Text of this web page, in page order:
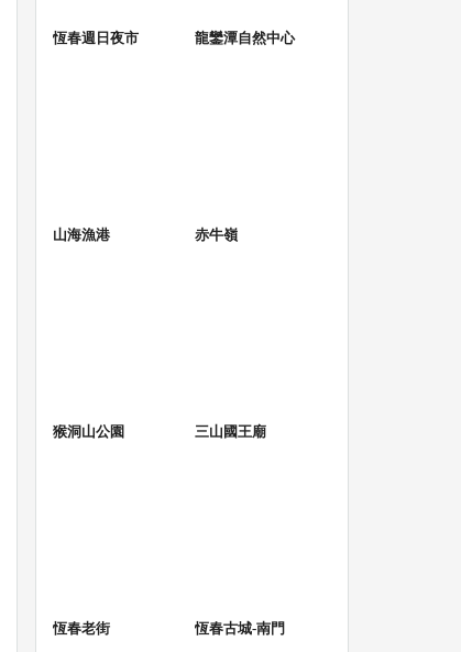
恆春週日夜市 龍鑾潭自然中心
山海漁港 赤牛嶺
猴洞山公園 三山國王廟
恆春老街 恆春古城-南門